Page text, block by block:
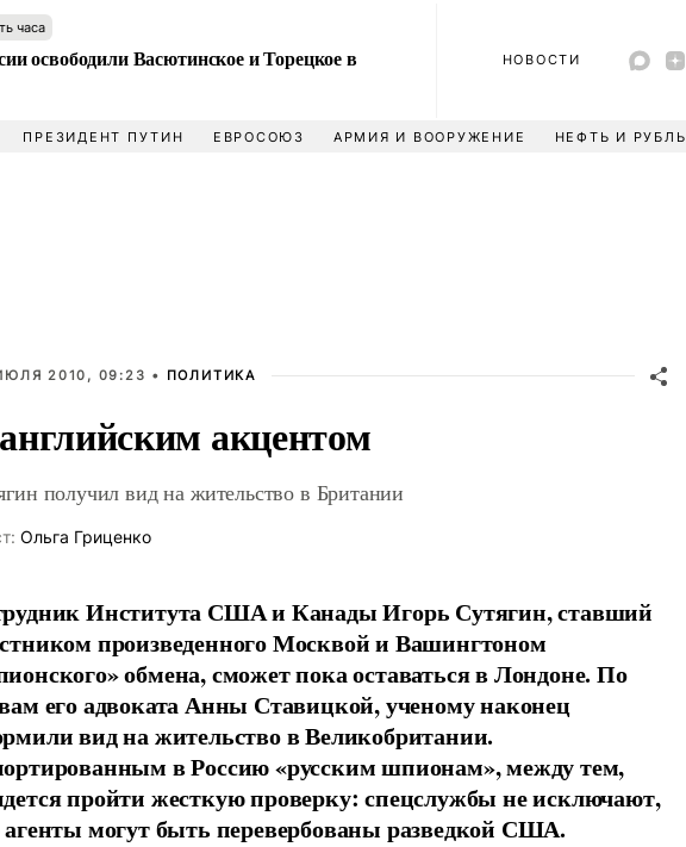
часа
освободили Васютинское и Торецкое в
НОВОСТИ
ПРЕЗИДЕНТ ПУТИН ЕВРОСОЮЗ АРМИЯ И ВООРУЖЕНИЕ НЕФТЬ И РУБЛЬ
2010, 09:23 • ПОЛИТИКА
акцентом
получил вид на жительство в Британии
Ольга Гриценко
Института США и Канады Игорь Сутягин, ставший
произведенного Москвой и Вашингтоном
обмена, сможет пока оставаться в Лондоне. По
его адвоката Анны Ставицкой, ученому наконец
вид на жительство в Великобритании.
в Россию «русским шпионам», между тем,
пройти жесткую проверку: спецслужбы не исключают,
агенты могут быть перевербованы разведкой США.